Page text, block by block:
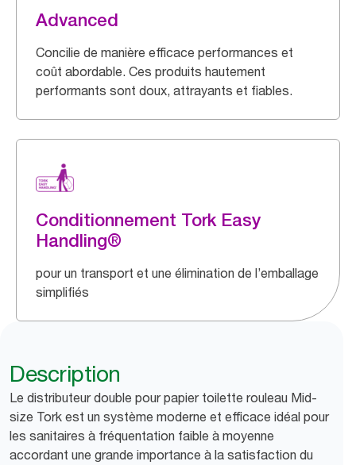
Advanced
Concilie de manière efficace performances et
coût abordable. Ces produits hautement
performants sont doux, attrayants et fiables.
Conditionnement Tork Easy
Handling®
pour un transport et une élimination de l’emballage
simplifiés
Description
Le distributeur double pour papier toilette rouleau Mid-
size Tork est un système moderne et efficace idéal pour
les sanitaires à fréquentation faible à moyenne
accordant une grande importance à la satisfaction du